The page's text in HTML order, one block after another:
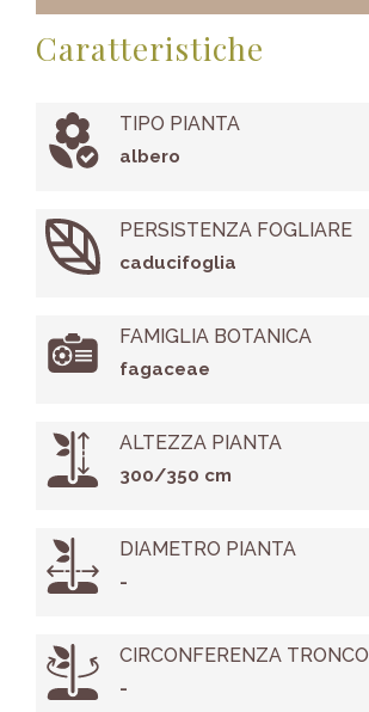
Caratteristiche
TIPO PIANTA
albero
PERSISTENZA FOGLIARE
caducifoglia
FAMIGLIA BOTANICA
fagaceae
ALTEZZA PIANTA
300/350 cm
DIAMETRO PIANTA
-
CIRCONFERENZA TRONCO
-